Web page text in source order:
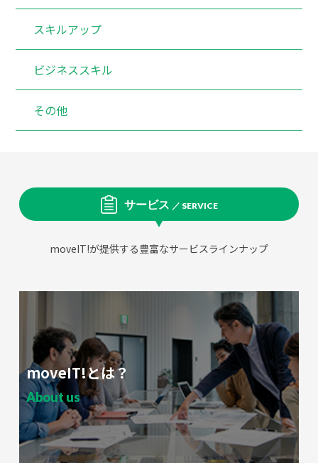
スキルアップ
ビジネススキル
その他
サービス ／ SERVICE
moveIT!が提供する豊富なサービスラインナップ
moveIT!とは？
About us